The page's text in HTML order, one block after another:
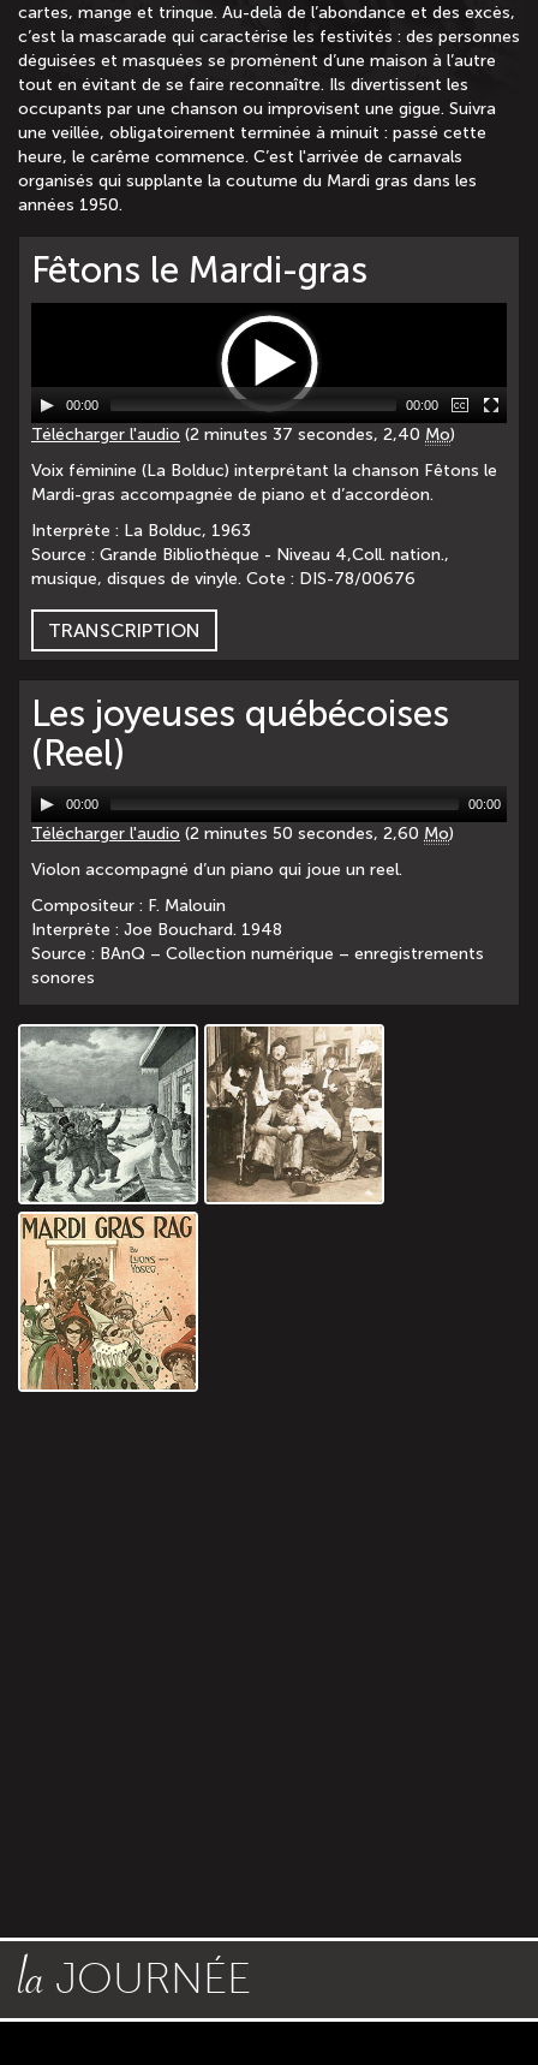
cartes, mange et trinque. Au-delà de l’abondance et des excès,
c’est la mascarade qui caractérise les festivités : des personnes
déguisées et masquées se promènent d’une maison à l’autre
tout en évitant de se faire reconnaître. Ils divertissent les
occupants par une chanson ou improvisent une gigue. Suivra
une veillée, obligatoirement terminée à minuit : passé cette
heure, le carême commence. C’est l'arrivée de carnavals
organisés qui supplante la coutume du Mardi gras dans les
années 1950.
Fêtons le Mardi-gras
00:00 00:00
Télécharger l'audio (2 minutes 37 secondes, 2,40 Mo)
Voix féminine (La Bolduc) interprétant la chanson Fêtons le
Mardi-gras accompagnée de piano et d’accordéon.
Interprète : La Bolduc, 1963
Source : Grande Bibliothèque - Niveau 4,Coll. nation.,
musique, disques de vinyle. Cote : DIS-78/00676
TRANSCRIPTION
Les joyeuses québécoises
(Reel)
00:00 00:00
Télécharger l'audio (2 minutes 50 secondes, 2,60 Mo)
Violon accompagné d’un piano qui joue un reel.
Compositeur : F. Malouin
Interprète : Joe Bouchard. 1948
Source : BAnQ – Collection numérique – enregistrements
sonores
la JOURNÉE